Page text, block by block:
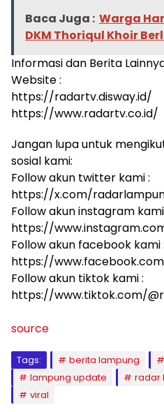
Baca Juga : Warga
DKM Thoriqul Khoir
Informasi dan Berita
Website :
https://radartv.disway.id/
https://www.radartv.co.id/
Jangan lupa untuk
sosial kami:
Follow akun twitter kami :
https://x.com/
Follow akun instagram
https://
Follow akun facebook kami :
https://
Follow akun tiktok kami :
https://www.tiktok.com/
source
Tags: berita lampung
lampung update
radar
viral